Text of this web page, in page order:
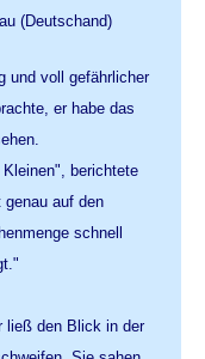
(Deutschand)
und voll gefährlicher
er habe das
berichtete
auf den
schnell
ließ den Blick in der